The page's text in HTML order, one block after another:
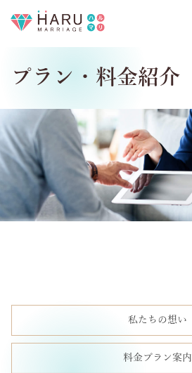
プラン・料金紹介
私たちの想い
料金プラン案内